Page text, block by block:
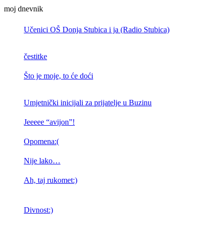
moj dnevnik
Učenici OŠ Donja Stubica i ja (Radio Stubica)
čestitke
Što je moje, to će doći
Umjetnički inicijali za prijatelje u Buzinu
Jeeeee “avijon”!
Opomena:(
Nije lako…
Ah, taj rukomet:)
Divnost:)